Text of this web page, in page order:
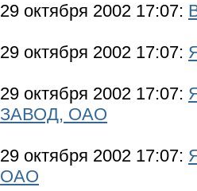
29 октября 2002 17:07:
29 октября 2002 17:07:
29 октября 2002 17:07:
ЗАВОД, ОАО
29 октября 2002 17:07:
ОАО